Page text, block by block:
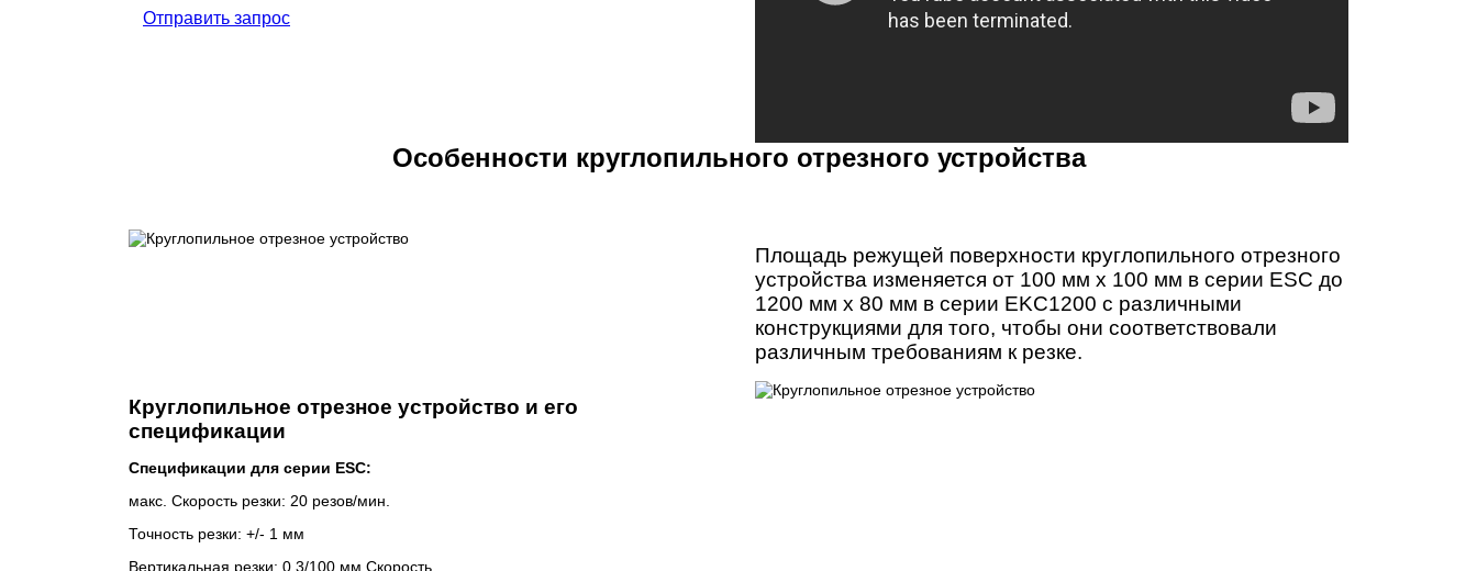
Отправить запрос
Особенности круглопильного отрезного устройства
Площадь режущей поверхности круглопильного отрезного
устройства изменяется от 100 мм x 100 мм в серии ESC до
1200 мм x 80 мм в серии EKC1200 с различными
конструкциями для того, чтобы они соответствовали
различным требованиям к резке.
Круглопильное отрезное устройство и его
спецификации
Спецификации для серии ESC:
макс. Скорость резки: 20 резов/мин.
Точность резки: +/- 1 мм
Вертикальная резки: 0,3/100 мм Скорость